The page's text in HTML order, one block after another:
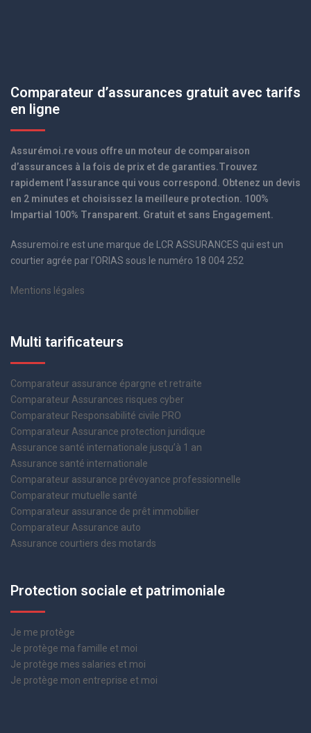
Comparateur d’assurances gratuit avec tarifs
en ligne
Assurémoi.re vous offre un moteur de comparaison
d’assurances à la fois de prix et de garanties.Trouvez
rapidement l’assurance qui vous correspond. Obtenez un devis
en 2 minutes et choisissez la meilleure protection. 100%
Impartial 100% Transparent. Gratuit et sans Engagement.
Assuremoi.re est une marque de LCR ASSURANCES qui est un
courtier agrée par l’ORIAS sous le numéro 18 004 252
Mentions légales
Multi tarificateurs
Comparateur assurance épargne et retraite
Comparateur Assurances risques cyber
Comparateur Responsabilité civile PRO
Comparateur Assurance protection juridique
Assurance santé internationale jusqu’à 1 an
Assurance santé internationale
Comparateur assurance prévoyance professionnelle
Comparateur mutuelle santé
Comparateur assurance de prêt immobilier
Comparateur Assurance auto
Assurance courtiers des motards
Protection sociale et patrimoniale
Je me protège
Je protège ma famille et moi
Je protège mes salaries et moi
Je protège mon entreprise et moi